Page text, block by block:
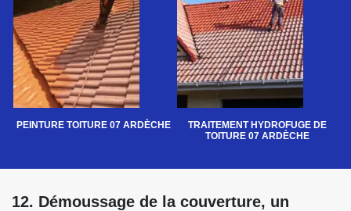
PEINTURE TOITURE 07 ARDÈCHE
TRAITEMENT HYDROFUGE DE
TOITURE 07 ARDÈCHE
12. Démoussage de la couverture, un